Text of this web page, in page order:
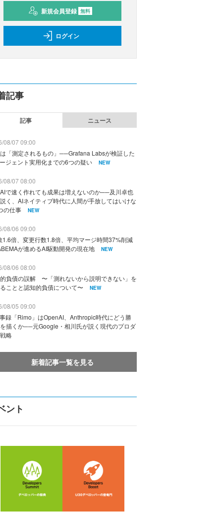
新規会員登録 無料
ログイン
記事
記事 ニュース
08/07 09:00
「測定されるもの」──Grafana Labsが検証した
ジェント実用化までの6つの疑い
NEW
08/07 08:00
で速く作れても成果は増えないのか──及川卓也
く、AIネイティブ時代に人間が手放してはいけな
の仕事
NEW
08/06 09:00
1.6倍、変更行数1.8倍、平均マージ時間37%削減
が進めるAI駆動開発の現在地
NEW
08/06 08:00
負債の誤解 〜「測れないから説明できない」を
ことと認知的負債について〜
NEW
08/05 09:00
録「Rimo」はOpenAI、Anthropic時代にどう勝
描くか──元Google・相川氏が説く現代のプロダ
略
新着記事一覧を見る
ント